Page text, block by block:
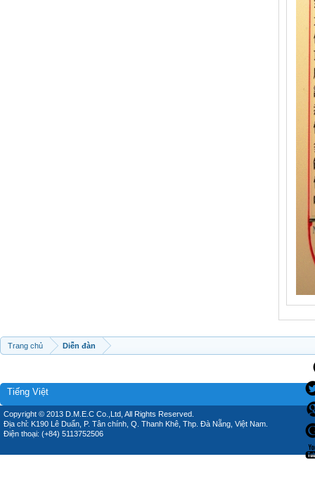
Trang chủ Diễn đàn
Tiếng Việt
Copyright © 2013 D.M.E.C Co.,Ltd, All Rights Reserved.
Địa chỉ: K190 Lê Duẩn, P. Tân chính, Q. Thanh Khê, Thp. Đà Nẵng, Việt Nam.
Điện thoại: (+84) 5113752506